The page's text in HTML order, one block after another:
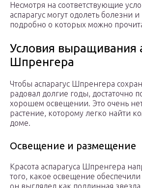
Несмотря на соответствующие
аспарагус могут одолеть болезни
подробно о которых можно
Условия выращивания
Шпренгера
Чтобы аспарагус Шпренгера
радовал долгие годы, достаточно
хорошем освещении. Это очень
растение, которому легко найти
доме.
Освещение и размещение
Красота аспарагуса Шпренгера
того, какое освещение
он выглядел как подлинная